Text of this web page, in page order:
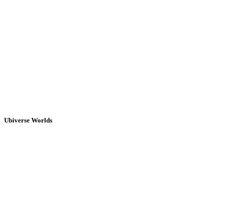
Ubiverse Worlds